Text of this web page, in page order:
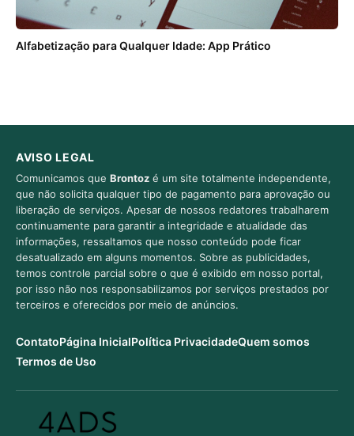
Alfabetização para Qualquer Idade: App Prático
AVISO LEGAL
Comunicamos que Brontoz é um site totalmente independente,
que não solicita qualquer tipo de pagamento para aprovação ou
liberação de serviços. Apesar de nossos redatores trabalharem
continuamente para garantir a integridade e atualidade das
informações, ressaltamos que nosso conteúdo pode ficar
desatualizado em alguns momentos. Sobre as publicidades,
temos controle parcial sobre o que é exibido em nosso portal,
por isso não nos responsabilizamos por serviços prestados por
terceiros e oferecidos por meio de anúncios.
ContatoPágina InicialPolítica PrivacidadeQuem somos
Termos de Uso